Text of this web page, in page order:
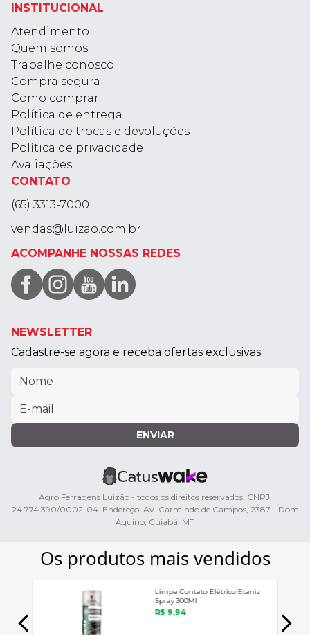
INSTITUCIONAL
Atendimento
Quem somos
Trabalhe conosco
Compra segura
Como comprar
Política de entrega
Política de trocas e devoluções
Política de privacidade
Avaliações
CONTATO
(65) 3313-7000
vendas@luizao.com.br
ACOMPANHE NOSSAS REDES
NEWSLETTER
Cadastre-se agora e receba ofertas exclusivas
ENVIAR
Agro Ferragens Luizão - todos os direitos reservados. CNPJ:
24.774.390/0002-04. Endereço: Av. Carmindo de Campos, 2387 - Dom
Aquino, Cuiabá, MT